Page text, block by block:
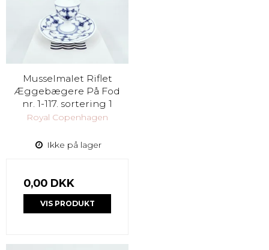
Musselmalet Riflet
Æggebægere På Fod
nr. 1-117. sortering 1
Royal Copenhagen
Ikke på lager
0,00 DKK
VIS PRODUKT